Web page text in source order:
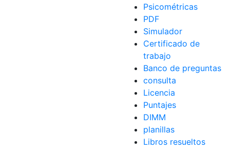
Psicométricas
PDF
Simulador
Certificado de
trabajo
Banco de preguntas
consulta
Licencia
Puntajes
DIMM
planillas
Libros resueltos